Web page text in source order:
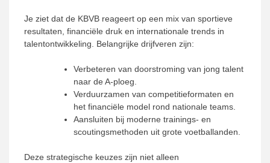
Je ziet dat de KBVB reageert op een mix van sportieve
resultaten, financiële druk en internationale trends in
talentontwikkeling. Belangrijke drijfveren zijn:
Verbeteren van doorstroming van jong talent
naar de A-ploeg.
Verduurzamen van competitieformaten en
het financiële model rond nationale teams.
Aansluiten bij moderne trainings- en
scoutingsmethoden uit grote voetballanden.
Deze strategische keuzes zijn niet alleen